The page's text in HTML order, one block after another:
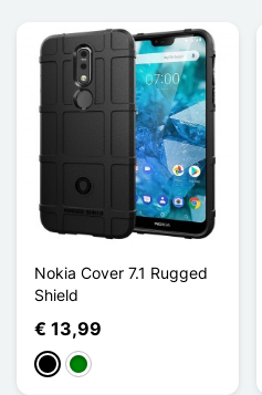
Nokia Cover 7.1 Rugged
Shield
€ 13,99
ZwartGroen